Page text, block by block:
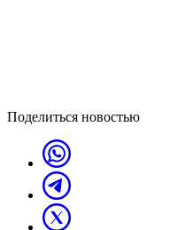
Поделиться новостью